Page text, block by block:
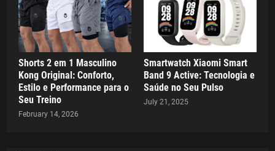
Shorts 2 em 1 Masculino
Kong Original: Conforto,
Estilo e Performance para o
Seu Treino
February 14, 2026
Smartwatch Xiaomi Smart
Band 9 Active: Tecnologia e
Saúde no Seu Pulso
July 21, 2025